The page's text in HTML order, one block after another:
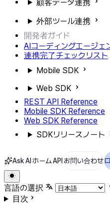
顧客データ連携
外部ツール連携
開発者ガイド
AIコーディングエージェ
連携完了チェックリスト
Mobile SDK
Web SDK
REST API Reference
Mobile SDK Reference
Web SDK Reference
SDKリリースノート
Ask AI ホームAPI お問い合わせ
言語の選択
目次